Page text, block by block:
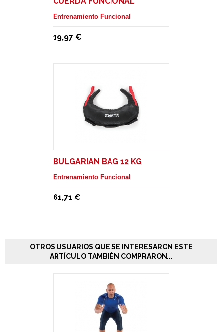
Entrenamiento Funcional
19,97 €
BULGARIAN BAG 12 KG
Entrenamiento Funcional
61,71 €
OTROS USUARIOS QUE SE INTERESARON ESTE
ARTÍCULO TAMBIÉN COMPRARON...